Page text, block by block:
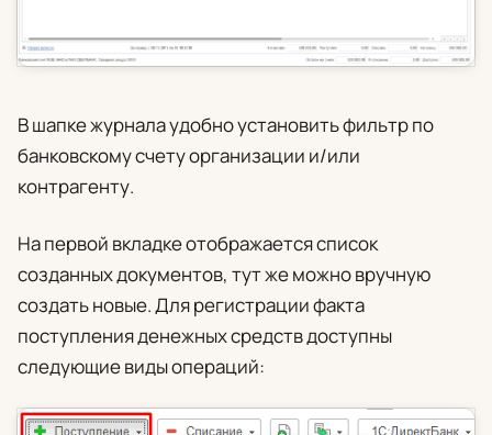
В шапке журнала удобно установить фильтр по
банковскому счету организации и/или
контрагенту.
На первой вкладке отображается список
созданных документов, тут же можно вручную
создать новые. Для регистрации факта
поступления денежных средств доступны
следующие виды операций: